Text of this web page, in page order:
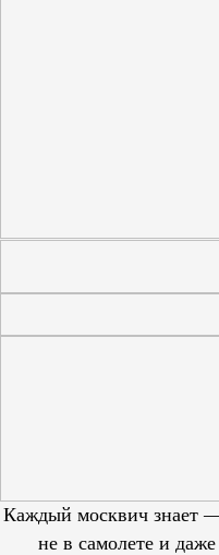
Каждый москвич знает
не в самолете и